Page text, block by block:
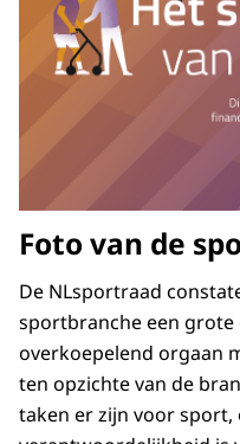
Foto van de
De NLsportraad
sportbranche een
overkoepelend orgaan
ten opzichte van de
taken er zijn voor sport,